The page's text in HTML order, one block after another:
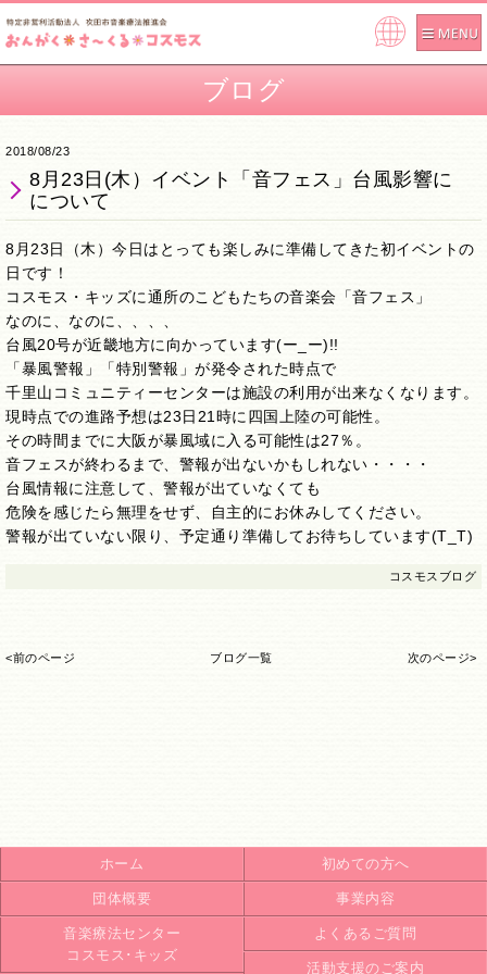
ブログ
2018/08/23
8月23日(木）イベント「音フェス」台風影響に
について
8月23日（木）今日はとっても楽しみに準備してきた初イベントの
日です！
コスモス・キッズに通所のこどもたちの音楽会「音フェス」
なのに、なのに、、、、
台風20号が近畿地方に向かっています(ー_ー)!!
「暴風警報」「特別警報」が発令された時点で
千里山コミュニティーセンターは施設の利用が出来なくなります。
現時点での進路予想は23日21時に四国上陸の可能性。
その時間までに大阪が暴風域に入る可能性は27％。
音フェスが終わるまで、警報が出ないかもしれない・・・・
台風情報に注意して、警報が出ていなくても
危険を感じたら無理をせず、自主的にお休みしてください。
警報が出ていない限り、予定通り準備してお待ちしています(T_T)
コスモスブログ
<前のページ ブログ一覧 次のページ>
ホーム 初めての方へ
団体概要 事業内容
音楽療法センター
コスモス･キッズ
よくあるご質問
活動支援のご案内